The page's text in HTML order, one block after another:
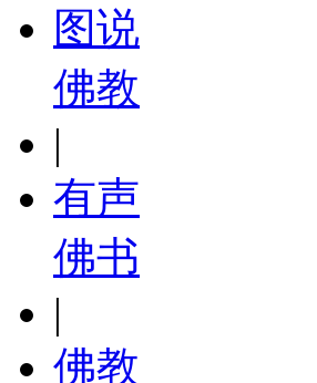
图说
佛教
|
有声
佛书
|
佛教